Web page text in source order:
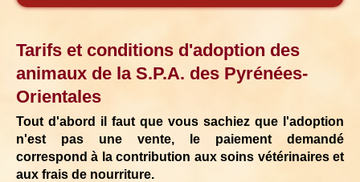
Tarifs et conditions d'adoption des
animaux de la S.P.A. des Pyrénées-
Orientales
Tout d'abord il faut que vous sachiez que l'adoption
n'est pas une vente, le paiement demandé
correspond à la contribution aux soins vétérinaires et
aux frais de nourriture.